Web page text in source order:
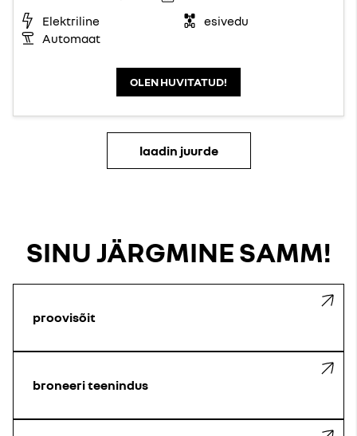
Elektriline
esivedu
Automaat
OLEN HUVITATUD!
laadin juurde
SINU JÄRGMINE SAMM!
proovisõit
broneeri teenindus